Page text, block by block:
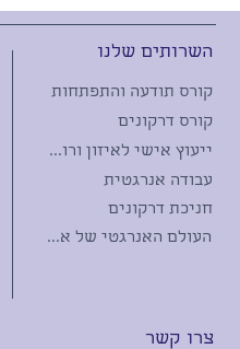
השרותים שלנו
קורס תודעה והתפתחות
קורס דרקונים
ייעוץ אישי לאיזון ורווחה
עבודה אנרגטית
חניכת דרקונים
העולם האנרגטי של אבני החן
צרו קשר